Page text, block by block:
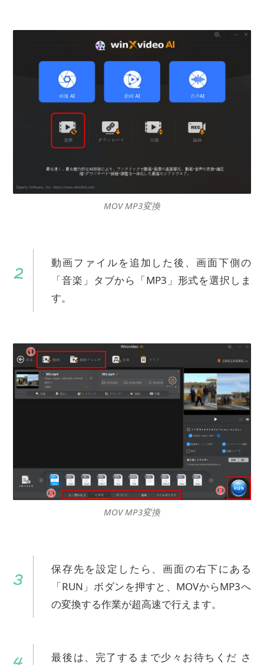
MOV MP3変換
動画ファイルを追加した後、画面下側の
「音楽」タブから「MP3」形式を選択しま
す。
MOV MP3変換
保存先を設定したら、画面の右下にある
「RUN」ボダンを押すと、MOVからMP3へ
の変換する作業が超高速で行えます。
最後は、完了するまで少々お待ちくだ さ